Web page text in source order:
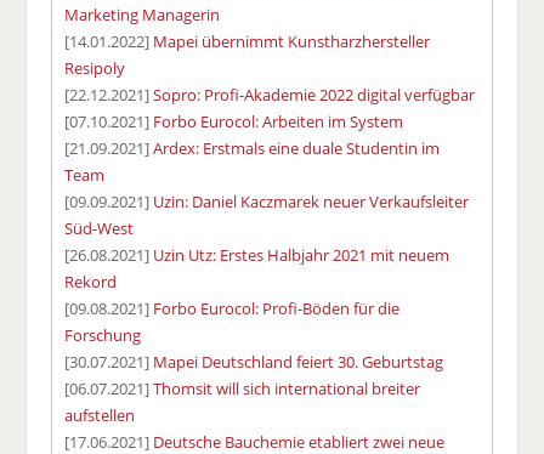
Marketing Managerin
[14.01.2022] Mapei übernimmt Kunstharzhersteller
Resipoly
[22.12.2021]Sopro: Profi-Akademie 2022 digital verfügbar
[07.10.2021] Forbo Eurocol: Arbeiten im System
[21.09.2021]Ardex: Erstmals eine duale Studentin im
Team
[09.09.2021] Uzin: Daniel Kaczmarek neuer Verkaufsleiter
Süd-West
[26.08.2021] Uzin Utz: Erstes Halbjahr 2021 mit neuem
Rekord
[09.08.2021] Forbo Eurocol: Profi-Böden für die
Forschung
[30.07.2021] Mapei Deutschland feiert 30. Geburtstag
[06.07.2021]Thomsit will sich international breiter
aufstellen
[17.06.2021] Deutsche Bauchemie etabliert zwei neue